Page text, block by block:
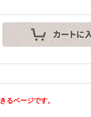
るページです。